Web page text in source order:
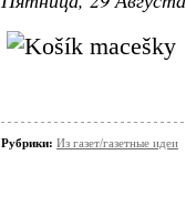
Рубрики: Из газет/газетные идеи